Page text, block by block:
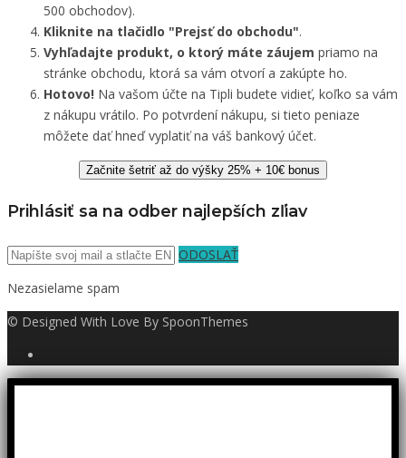
500 obchodov).
Kliknite na tlačidlo "Prejsť do obchodu".
Vyhľadajte produkt, o ktorý máte záujem priamo na
stránke obchodu, ktorá sa vám otvorí a zakúpte ho.
Hotovo! Na vašom účte na Tipli budete vidieť, koľko sa vám
z nákupu vrátilo. Po potvrdení nákupu, si tieto peniaze
môžete dať hneď vyplatiť na váš bankový účet.
Začnite šetriť až do výšky 25% + 10€ bonus
Prihlásiť sa na odber najlepších zľiav
ODOSLAŤ
Nezasielame spam
© Designed With Love By SpoonThemes